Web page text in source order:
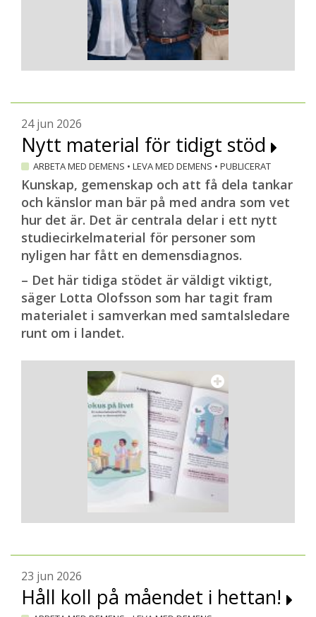
24 jun 2026
Nytt material för tidigt stöd
ARBETA MED DEMENS • LEVA MED DEMENS • PUBLICERAT
Kunskap, gemenskap och att få dela tankar
och känslor man bär på med andra som vet
hur det är. Det är centrala delar i ett nytt
studiecirkelmaterial för personer som
nyligen har fått en demensdiagnos.
– Det här tidiga stödet är väldigt viktigt,
säger Lotta Olofsson som har tagit fram
materialet i samverkan med samtalsledare
runt om i landet.
23 jun 2026
Håll koll på måendet i hettan!